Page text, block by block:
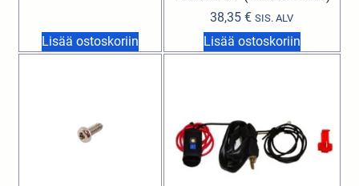
Lisää ostoskoriin
38,35€ SIS. ALV
Lisää ostoskoriin